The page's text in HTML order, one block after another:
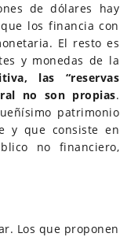
de dólares hay
los financia con
El resto es
y monedas de la
las “reservas
no son propias.
patrimonio
y que consiste en
no financiero,
Los que proponen